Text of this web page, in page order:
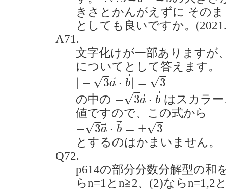
きさとかんがえずに その
としても良いですか。
A71.
文字化けが一部ありますが
についてとして答えます。
| − √3→
a ⋅ →
b| = √3
|−3 a →⋅ b→| =3
の中の −√3→
a ⋅ →
b
− 3a→ b→
はスカラ
値ですので、この式から
−√3→
a ⋅ →
b = ±√3
−3 a→ b→= ±
とするのはかまいません。
Q72.
p614の部分分数分解型の和
らn=1とn≧2、(2)ならn=1,2